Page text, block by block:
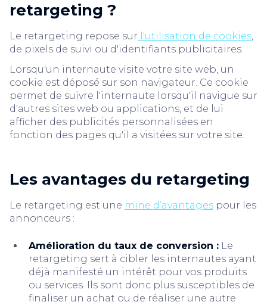
retargeting ?
Le retargeting repose sur l'utilisation de cookies,
de pixels de suivi ou d'identifiants publicitaires.
Lorsqu'un internaute visite votre site web, un
cookie est déposé sur son navigateur. Ce cookie
permet de suivre l'internaute lorsqu'il navigue sur
d'autres sites web ou applications, et de lui
afficher des publicités personnalisées en
fonction des pages qu'il a visitées sur votre site.
Les avantages du retargeting
Le retargeting est une mine d’avantages pour les
annonceurs :
Amélioration du taux de conversion : Le
retargeting sert à cibler les internautes ayant
déjà manifesté un intérêt pour vos produits
ou services. Ils sont donc plus susceptibles de
finaliser un achat ou de réaliser une autre